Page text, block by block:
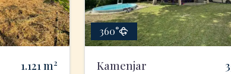
1.121m2
360°
Kamenjar